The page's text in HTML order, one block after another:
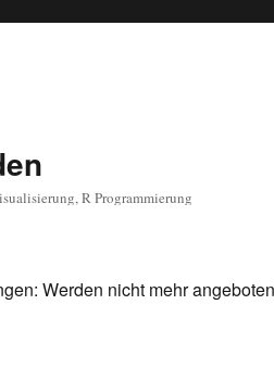
R Programmierung
Werden nicht mehr